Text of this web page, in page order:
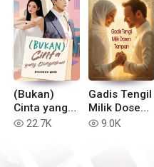
(Bukan)
Cinta yang
Diinginkan
read 22.7K
Gadis Tengil
Milik Dosen
Tampan
read 9.0K